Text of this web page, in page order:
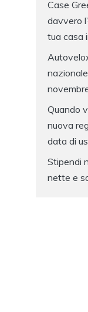
Case
davvero
tua casa
Quando
nuova
data di
Stipendi
nette e